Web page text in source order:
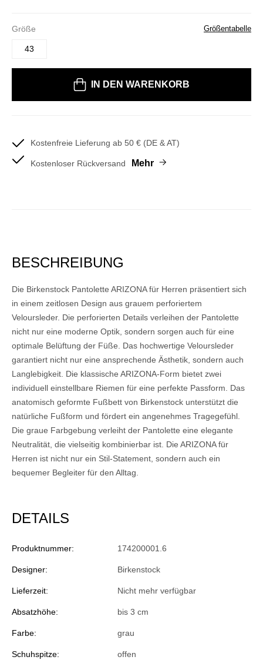
Größe Größentabelle
43
IN DEN WARENKORB
Kostenfreie Lieferung ab 50 € (DE & AT)
Kostenloser Rückversand Mehr
BESCHREIBUNG
Die Birkenstock Pantolette ARIZONA für Herren präsentiert sich
in einem zeitlosen Design aus grauem perforiertem
Veloursleder. Die perforierten Details verleihen der Pantolette
nicht nur eine moderne Optik, sondern sorgen auch für eine
optimale Belüftung der Füße. Das hochwertige Veloursleder
garantiert nicht nur eine ansprechende Ästhetik, sondern auch
Langlebigkeit. Die klassische ARIZONA-Form bietet zwei
individuell einstellbare Riemen für eine perfekte Passform. Das
anatomisch geformte Fußbett von Birkenstock unterstützt die
natürliche Fußform und fördert ein angenehmes Tragegefühl.
Die graue Farbgebung verleiht der Pantolette eine elegante
Neutralität, die vielseitig kombinierbar ist. Die ARIZONA für
Herren ist nicht nur ein Stil-Statement, sondern auch ein
bequemer Begleiter für den Alltag.
DETAILS
Produktnummer: 174200001.6
Designer: Birkenstock
Lieferzeit: Nicht mehr verfügbar
Absatzhöhe: bis 3 cm
Farbe: grau
Schuhspitze: offen